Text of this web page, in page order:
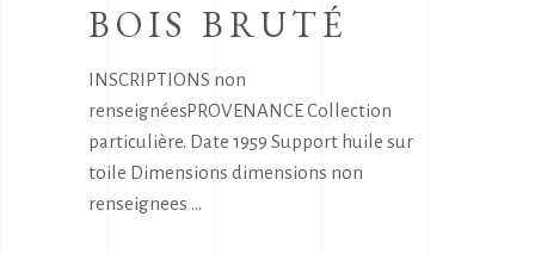
BOIS BRUTÉ
INSCRIPTIONS non
renseignéesPROVENANCE Collection
particulière. Date 1959 Support huile sur
toile Dimensions dimensions non
renseignees